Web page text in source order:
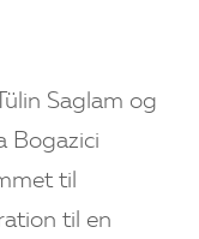
Saglam og
Bogazici
til
til en